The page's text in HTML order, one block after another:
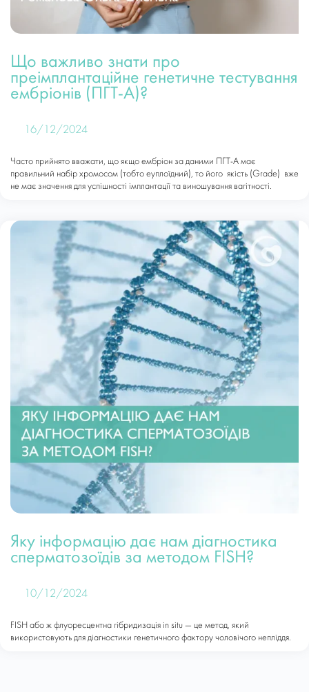
Що важливо знати про
преімплантаційне генетичне тестування
ембріонів (ПГТ-А)?
16/12/2024
Часто прийнято вважати, що якщо ембріон за даними ПГТ-А має
правильний набір хромосом (тобто еуплоїдний), то його якість (Grade) вже
не має значення для успішності імплантації та виношування вагітності.
Яку інформацію дає нам діагностика
сперматозоїдів за методом FISH?
10/12/2024
FISH або ж флуоресцентна гібридизація in situ — це метод, який
використовують для діагностики генетичного фактору чоловічого непліддя.